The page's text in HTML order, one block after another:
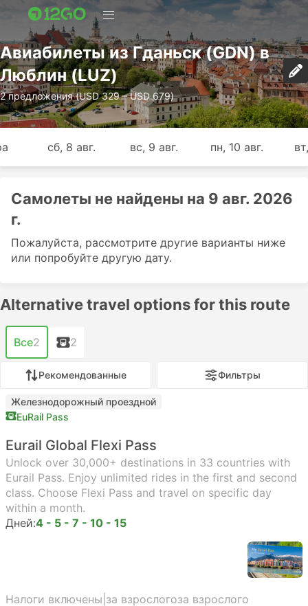
Авиабилеты из Гданьск (GDN) в
Люблин (LUZ)
2 предложения (USD 329 – USD 679)
сб, 8 авг. вс, 9 авг. пн, 10 авг.
Самолеты не найдены на 9 авг. 2026
г.
Пожалуйста, рассмотрите другие варианты ниже
или попробуйте другую дату.
Alternative travel options for this route
Все2 2
Рекомендованные Фильтры
Железнодорожный проездной
EuRail Pass
Eurail Global Flexi Pass
Unlock over 30,000+ destinations in 33 countries with
Eurail Pass. Enjoy unlimited rides in the first and second
class. Choose Flexi Pass and travel on specific day
within a month.
Дней:4 - 5 - 7 - 10 - 15
Налоги включены за взрослогоза взрослого